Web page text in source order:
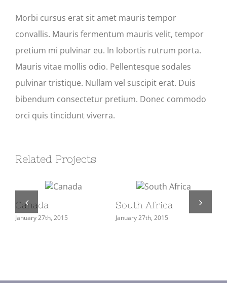
Morbi cursus erat sit amet mauris tempor
convallis. Mauris fermentum mauris velit, tempor
pretium mi pulvinar eu. In lobortis rutrum porta.
Mauris vitae mollis odio. Pellentesque sodales
pulvinar tristique. Nullam vel suscipit erat. Duis
bibendum consectetur pretium. Donec commodo
orci quis tincidunt viverra.
Related Projects
Canada
January 27th, 2015
South Africa
January 27th, 2015